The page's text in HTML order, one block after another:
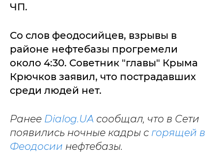
ЧП.
Со слов феодосийцев, взрывы в
районе нефтебазы прогремели
около 4:30. Советник "главы" Крыма
Крючков заявил, что пострадавших
среди людей нет.
Ранее Dialog.UA сообщал, что в Сети
появились ночные кадры с горящей в
Феодосии нефтебазы.